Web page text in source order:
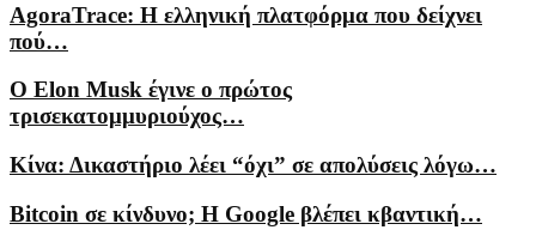
AgoraTrace: Η ελληνική πλατφόρμα που δείχνει
πού…
Ο Elon Musk έγινε ο πρώτος
τρισεκατομμυριούχος…
Κίνα: Δικαστήριο λέει “όχι” σε απολύσεις λόγω…
Bitcoin σε κίνδυνο; Η Google βλέπει κβαντική…